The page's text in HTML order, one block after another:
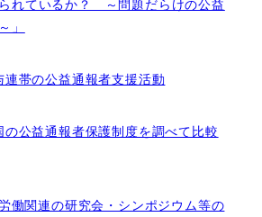
れているか？ ～問題だらけの公益
」
帯の公益通報者支援活動
公益通報者保護制度を調べて比較
働関連の研究会・シンポジウム等の